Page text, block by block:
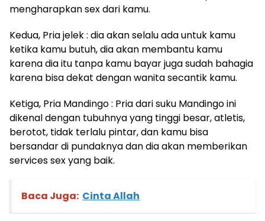
mengharapkan sex dari kamu.
Kedua, Pria jelek : dia akan selalu ada untuk kamu
ketika kamu butuh, dia akan membantu kamu
karena dia itu tanpa kamu bayar juga sudah bahagia
karena bisa dekat dengan wanita secantik kamu.
Ketiga, Pria Mandingo : Pria dari suku Mandingo ini
dikenal dengan tubuhnya yang tinggi besar, atletis,
berotot, tidak terlalu pintar, dan kamu bisa
bersandar di pundaknya dan dia akan memberikan
services sex yang baik.
Baca Juga: Cinta Allah